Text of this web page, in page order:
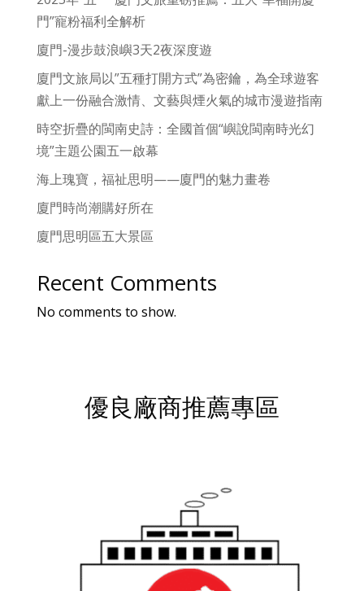
門”寵粉福利全解析
廈門-漫步鼓浪嶼3天2夜深度遊
廈門文旅局以”五種打開方式”為密鑰，為全球遊客
獻上一份融合激情、文藝與煙火氣的城市漫遊指南
時空折疊的閩南史詩：全國首個“嶼說閩南時光幻
境”主題公園五一啟幕
海上瑰寶，福祉思明——廈門的魅力畫卷
廈門時尚潮購好所在
廈門思明區五大景區
Recent Comments
No comments to show.
優良廠商推薦專區